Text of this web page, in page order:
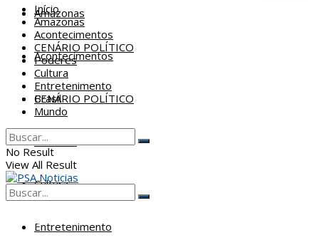
Amazonas
Acontecimentos
CENÁRIO POLÍTICO
Poderes
Cultura
Entretenimento
Início
Amazonas
Acontecimentos
CENÁRIO POLÍTICO
Poderes
Cultura
Entretenimento
Brasil
Mundo
No Result
View All Result
View All Result